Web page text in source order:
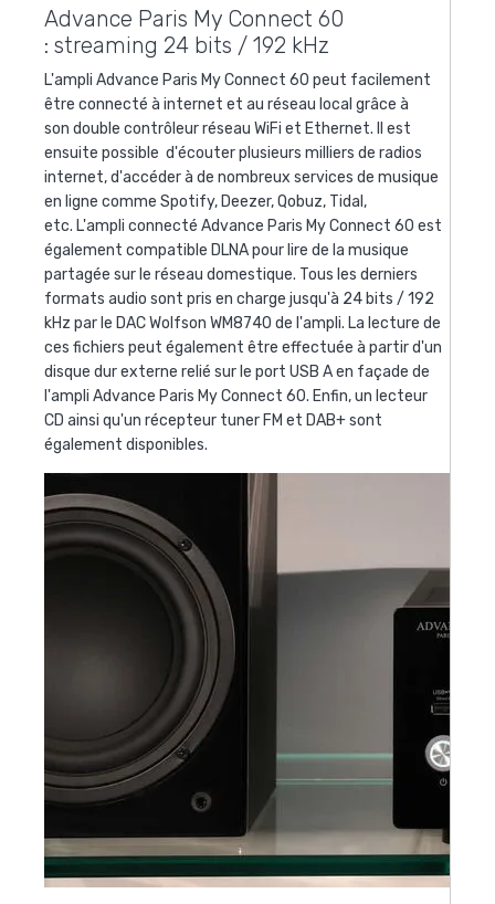
Advance Paris My Connect 60
: streaming 24 bits / 192 kHz
L'ampli Advance Paris My Connect 60 peut facilement
être connecté à internet et au réseau local grâce à
son double contrôleur réseau WiFi et Ethernet. Il est
ensuite possible d'écouter plusieurs milliers de radios
internet, d'accéder à de nombreux services de musique
en ligne comme Spotify, Deezer, Qobuz, Tidal,
etc. L'ampli connecté Advance Paris My Connect 60 est
également compatible DLNA pour lire de la musique
partagée sur le réseau domestique. Tous les derniers
formats audio sont pris en charge jusqu'à 24 bits / 192
kHz par le DAC Wolfson WM8740 de l'ampli. La lecture de
ces fichiers peut également être effectuée à partir d'un
disque dur externe relié sur le port USB A en façade de
l'ampli Advance Paris My Connect 60. Enfin, un lecteur
CD ainsi qu'un récepteur tuner FM et DAB+ sont
également disponibles.